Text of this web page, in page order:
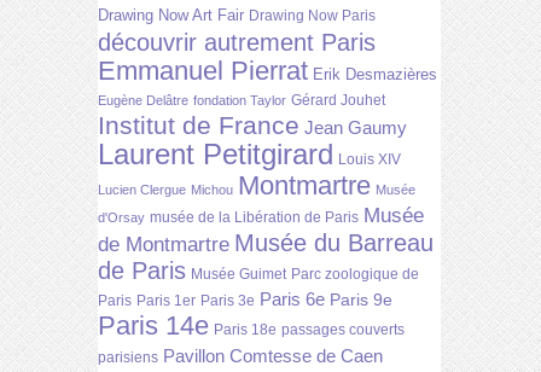
Drawing Now Art Fair Drawing Now Paris
découvrir autrement Paris
Emmanuel Pierrat Erik Desmazières
Eugène Delâtre fondation Taylor Gérard Jouhet
Institut de France Jean Gaumy
Laurent Petitgirard Louis XIV
Lucien Clergue Michou Montmartre Musée
d'Orsay musée de la Libération de Paris Musée
de Montmartre Musée du Barreau
de Paris Musée Guimet Parc zoologique de
Paris Paris 1er Paris 3e Paris 6e Paris 9e
Paris 14e Paris 18e passages couverts
parisiens Pavillon Comtesse de Caen